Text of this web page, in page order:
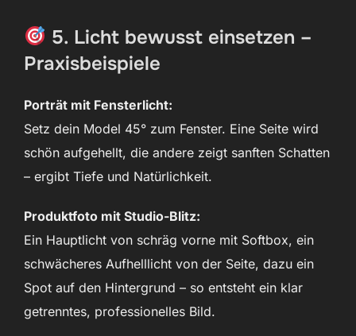
5. Licht bewusst einsetzen –
Praxisbeispiele
Porträt mit Fensterlicht:
Setz dein Model 45° zum Fenster. Eine Seite wird
schön aufgehellt, die andere zeigt sanften Schatten
– ergibt Tiefe und Natürlichkeit.
Produktfoto mit Studio-Blitz:
Ein Hauptlicht von schräg vorne mit Softbox, ein
schwächeres Aufhelllicht von der Seite, dazu ein
Spot auf den Hintergrund – so entsteht ein klar
getrenntes, professionelles Bild.